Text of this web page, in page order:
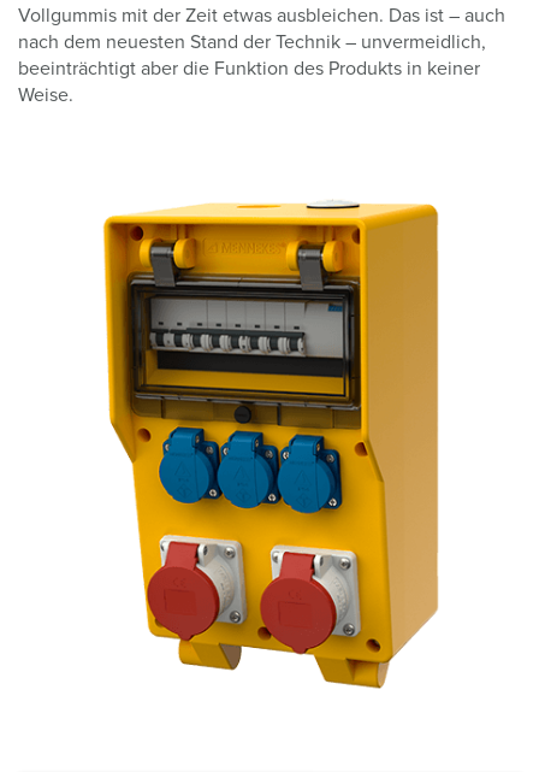
Vollgummis mit der Zeit etwas ausbleichen. Das ist – auch
nach dem neuesten Stand der Technik – unvermeidlich,
beeinträchtigt aber die Funktion des Produkts in keiner
Weise.